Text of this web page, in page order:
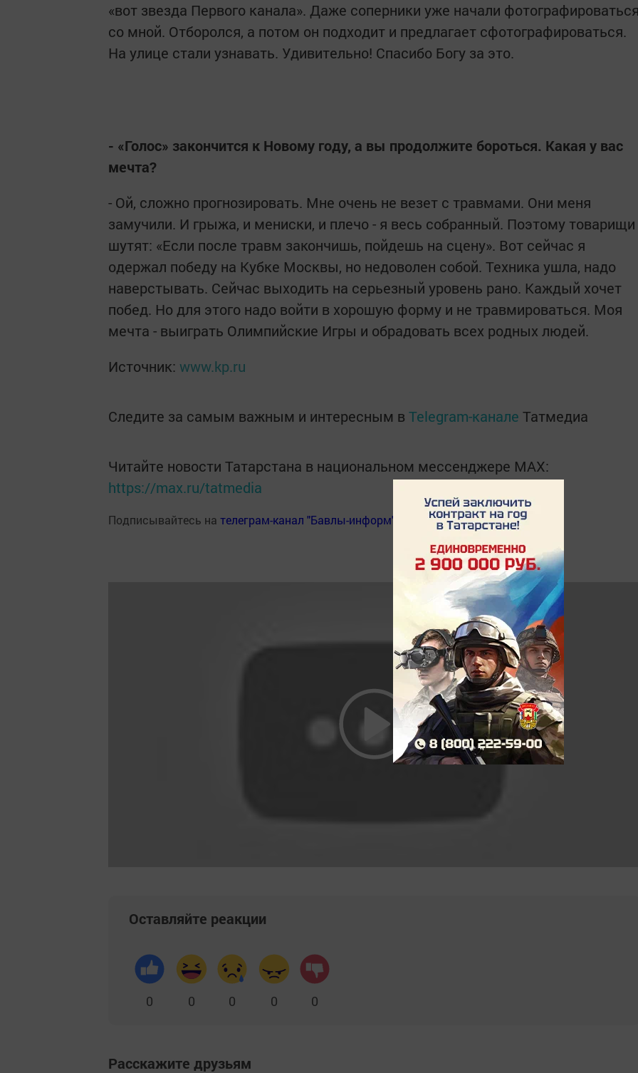
«вот звезда Первого канала». Даже соперники уже начали
со мной. Отборолся, а потом он подходит и предлагает сфотографироваться.
На улице стали узнавать. Удивительно! Спасибо Богу за это.
- «Голос» закончится к Новому году, а вы продолжите бороться. Какая у вас
мечта?
- Ой, сложно прогнозировать. Мне очень не везет с травмами. Они меня
замучили. И грыжа, и мениски, и плечо - я весь собранный. Поэтому товарищи
шутят: «Если после травм закончишь, пойдешь на сцену». Вот сейчас я
одержал победу на Кубке Москвы, но недоволен собой. Техника ушла, надо
наверстывать. Сейчас выходить на серьезный уровень рано. Каждый хочет
побед. Но для этого надо войти в хорошую форму и не травмироваться. Моя
мечта - выиграть Олимпийские Игры и обрадовать всех родных людей.
Источник: www.kp.ru
Следите за самым важным и интересным в Telegram-канале Татмедиа
Читайте новости Татарстана в национальном мессенджере MАХ:
https://max.ru/tatmedia
Подписывайтесь на телеграм-канал "Бавлы-информ"
Оставляйте реакции
0 0 0 0 0
Расскажите друзьям